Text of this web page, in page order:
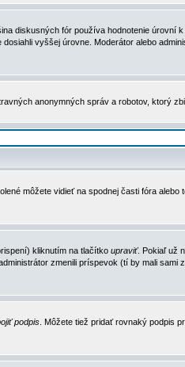
diskusných fór používa hodnotenie úrovní
vyššej úrovne. Moderátor alebo
anonymných správ a robotov, ktorý
môžete vidieť na spodnej časti fóra alebo
kliknutím na tlačítko upraviť. Pokiaľ už
zmenili príspevok (tí by mali sami
podpis . Môžete tiež pridať rovnaký podpis